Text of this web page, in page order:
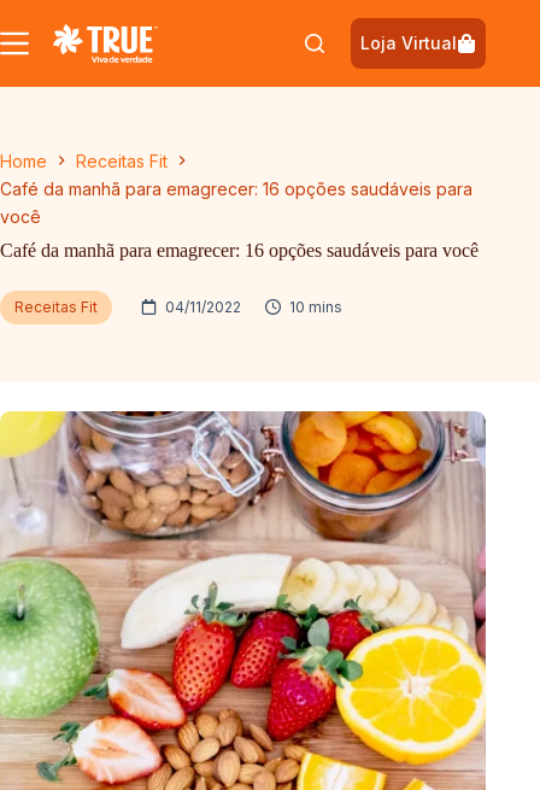
para
o
Loja Virtual
Home
Receitas Fit
Café da manhã para emagrecer: 16 opções saudáveis para
você
Café da manhã para emagrecer: 16 opções saudáveis para você
Receitas Fit 04/11/2022 10 mins